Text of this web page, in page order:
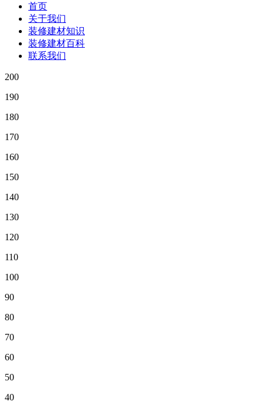
首页
关于我们
装修建材知识
装修建材百科
联系我们
200
190
180
170
160
150
140
130
120
110
100
90
80
70
60
50
40